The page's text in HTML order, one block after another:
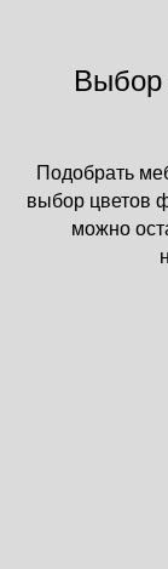
Выбор
Подобрать
выбор цветов
можно